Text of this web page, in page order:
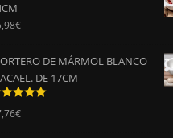
€
DE MÁRMOL BLANCO
DE 17CM
5.00
€